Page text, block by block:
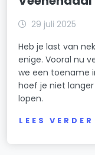
29 juli 2025
Heb je last van
enige. Vooral nu
we een toename
hoef je niet
lopen.
LEES VERDER